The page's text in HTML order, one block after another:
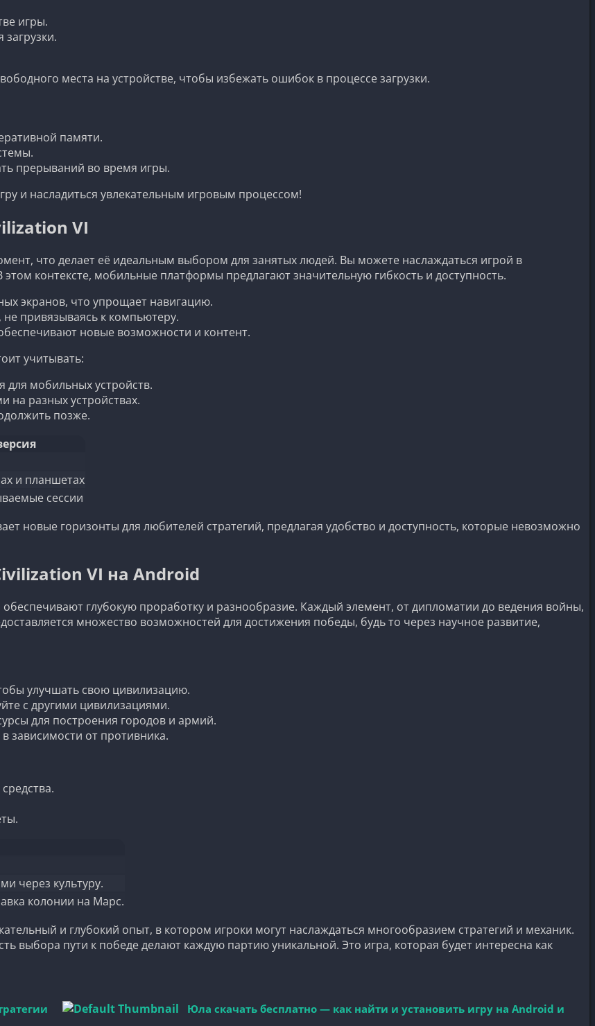
игры.
места на устройстве, чтобы избежать ошибок в процессе загрузки.
памяти.
прерываний во время игры.
и насладиться увлекательным игровым процессом!
VI
что делает её идеальным выбором для занятых людей. Вы можете наслаждаться игрой в
контексте, мобильные платформы предлагают значительную гибкость и доступность.
экранов, что упрощает навигацию.
привязываясь к компьютеру.
новые возможности и контент.
учитывать:
для мобильных устройств.
на разных устройствах.
позже.
и планшетах
сессии
новые горизонты для любителей стратегий, предлагая удобство и доступность, которые невозможно
VI на Android
глубокую проработку и разнообразие. Каждый элемент, от дипломатии до ведения войны,
множество возможностей для достижения победы, будь то через научное развитие,
улучшать свою цивилизацию.
с другими цивилизациями.
для построения городов и армий.
зависимости от противника.
через культуру.
колонии на Марс.
и глубокий опыт, в котором игроки могут наслаждаться многообразием стратегий и механик.
выбора пути к победе делают каждую партию уникальной. Это игра, которая будет интересна как
Юла скачать бесплатно — как найти и установить игру на Android и